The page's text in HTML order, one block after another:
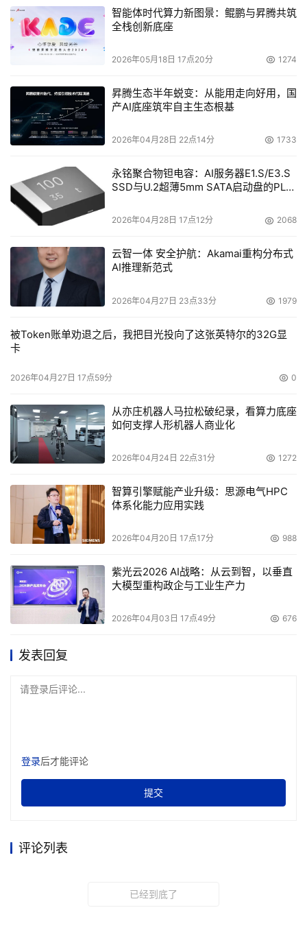
智能体时代算力新图景：鲲鹏与昇腾共筑
全栈创新底座
2026年05月18日 17点20分 1274
昇腾生态半年蜕变：从能用走向好用，国
产AI底座筑牢自主生态根基
2026年04月28日 22点14分 1733
永铭聚合物钽电容：AI服务器E1.S/E3.S
SSD与U.2超薄5mm SATA启动盘的PLP
2026年04月28日 17点12分 2068
云智一体 安全护航：Akamai重构分布式
AI推理新范式
2026年04月27日 23点33分 1979
被Token账单劝退之后，我把目光投向了这张英特尔的32G显
卡
2026年04月27日 17点59分 0
从亦庄机器人马拉松破纪录，看算力底座
如何支撑人形机器人商业化
2026年04月24日 22点31分 1272
智算引擎赋能产业升级：思源电气HPC
体系化能力应用实践
2026年04月20日 17点17分 988
紫光云2026 AI战略：从云到智，以垂直
大模型重构政企与工业生产力
2026年04月03日 17点49分 676
发表回复
请登录后评论...
登录后才能评论
提交
评论列表
已经到底了